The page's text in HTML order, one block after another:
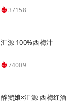
37158
汇源 100%西梅汁
74009
醉鹅娘×汇源 西梅红酒